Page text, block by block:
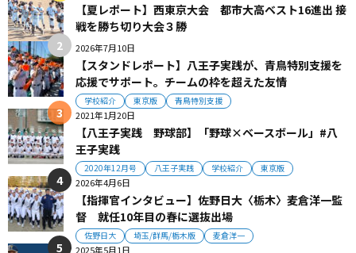
【夏レポート】西東京大会 都市大高ベスト16進出 接
戦を勝ち切り大会３勝
2026年7月10日
【スタンドレポート】八王子実践が、青鳥特別支援を
応援でサポート。チームの枠を超えた友情
学校紹介 東京版 青鳥特別支援
2021年1月20日
【八王子実践 野球部】「野球×ベースボール」#八
王子実践
2020年12月号 八王子実践 学校紹介 東京版
2026年4月6日
【指揮官インタビュー】佐野日大〈栃木〉麦倉洋一監
督 就任10年目の春に選抜出場
佐野日大 埼玉/群馬/栃木版 麦倉洋一
2025年5月1日